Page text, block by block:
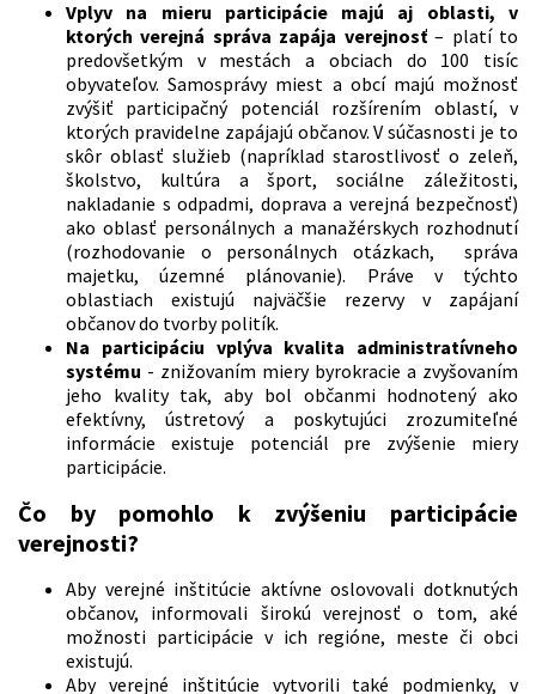
Vplyv na mieru participácie majú aj oblasti, v
ktorých verejná správa zapája verejnosť– platí to
predovšetkým v mestách a obciach do 100 tisíc
obyvateľov. Samosprávy miest a obcí majú možnosť
zvýšiť participačný potenciál rozšírením oblastí, v
ktorých pravidelne zapájajú občanov. V súčasnosti je to
skôr oblasť služieb (napríklad starostlivosť o zeleň,
školstvo, kultúra a šport, sociálne záležitosti,
nakladanie s odpadmi, doprava a verejná bezpečnosť)
ako oblasť personálnych a manažérskych rozhodnutí
(rozhodovanie o personálnych otázkach, správa
majetku, územné plánovanie). Práve v týchto
oblastiach existujú najväčšie rezervy v zapájaní
občanov do tvorby politík.
Na participáciu vplýva kvalita administratívneho
systému - znižovaním miery byrokracie a zvyšovaním
jeho kvality tak, aby bol občanmi hodnotený ako
efektívny, ústretový a poskytujúci zrozumiteľné
informácie existuje potenciál pre zvýšenie miery
participácie.
Čo by pomohlo k zvýšeniu participácie
verejnosti?
Aby verejné inštitúcie aktívne oslovovali dotknutých
občanov, informovali širokú verejnosť o tom, aké
možnosti participácie v ich regióne, meste či obci
existujú.
Aby verejné inštitúcie vytvorili také podmienky, v